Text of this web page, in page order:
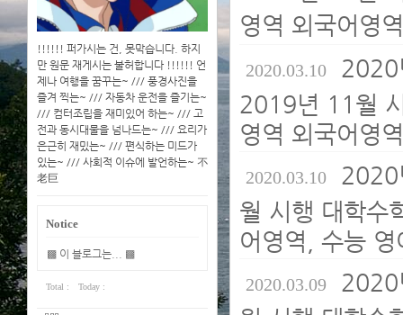
!!!!!! 퍼가시는 건, 못막습니다. 하지
만 원문 재게시는 불허합니다 !!!!!! 언
제나 여행을 꿈꾸는~ /// 풍경사진을
즐겨 찍는~ /// 자동차 운전을 즐기는~
/// 컴터조립을 재미있어 하는~ /// 고
전과 동시대물을 넘나드는~ /// 요리가
은근히 재밌는~ /// 편식하는 미드가
있는~ /// 사회적 이슈에 발언하는~ 不
老巨
Notice
▩ 이 블로그는... ▩
Total : Today :
영역 외국어영
2020.03.10 2020
2019년 11월
영역 외국어영
2020.03.10 2020
월 시행 대학수
어영역, 수능
2020.03.09 2020